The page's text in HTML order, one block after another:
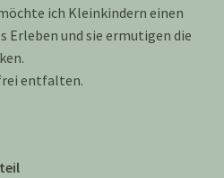
ich Kleinkindern einen
Erleben und sie ermutigen die
entfalten.